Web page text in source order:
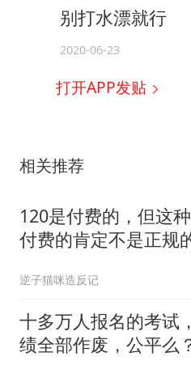
别打水漂就行
2020-06-23
打开APP发贴
相关推荐
120是付费的，但这
付费的肯定不是正规
逆子猫咪造反记
十多万人报名的考试
绩全部作废，公平么